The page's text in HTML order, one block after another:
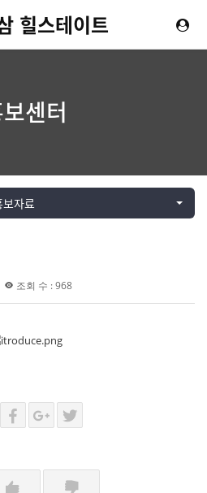
힐스테이트
센터
보자료
조회 수 : 968